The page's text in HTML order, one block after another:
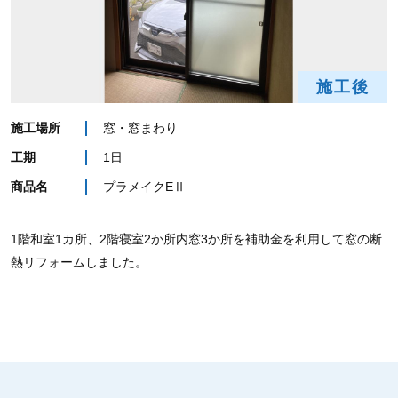
施工後
施工場所 窓・窓まわり
工期 1日
商品名 プラメイクEⅡ
1階和室1カ所、2階寝室2か所内窓3か所を補助金を利用して窓の断
熱リフォームしました。